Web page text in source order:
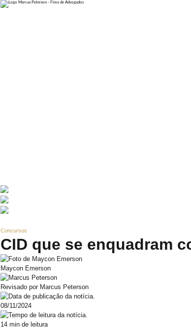
Concursos
CID que se enquadram
Maycon Emerson
Revisado por Marcus Peterson
08/11/2024
14 min de leitura